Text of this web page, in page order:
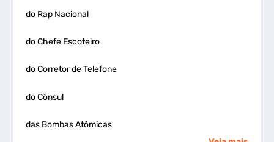
do Rap Nacional
do Chefe Escoteiro
do Corretor de Telefone
do Cônsul
das Bombas Atômicas